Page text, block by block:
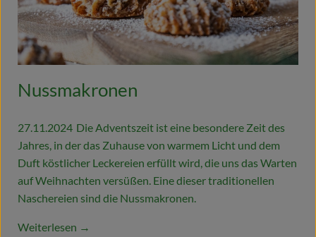
Nussmakronen
27.11.2024 Die Adventszeit ist eine besondere Zeit des
Jahres, in der das Zuhause von warmem Licht und dem
Duft köstlicher Leckereien erfüllt wird, die uns das Warten
auf Weihnachten versüßen. Eine dieser traditionellen
Naschereien sind die Nussmakronen.
Weiterlesen →